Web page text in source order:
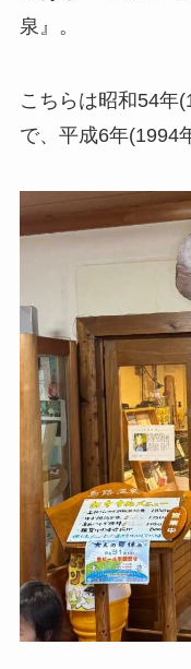
泉』。
こちらは昭和54年
で、平成6年(1994